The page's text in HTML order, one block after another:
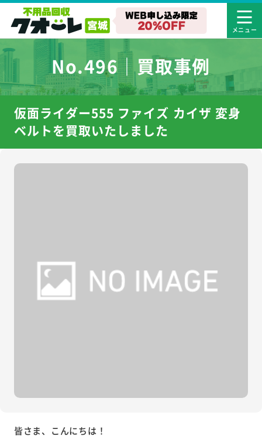
No.496｜買取事例
仮面ライダー555 ファイズ カイザ 変身
ベルトを買取いたしました
皆さま、こんにちは！